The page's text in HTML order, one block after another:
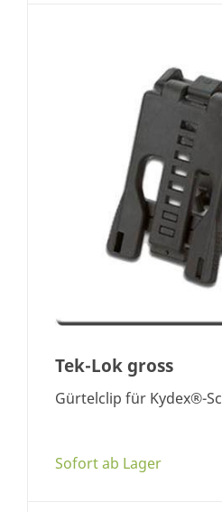
Tek-Lok gross
Gürtelclip für Kydex®-
Sofort ab Lager